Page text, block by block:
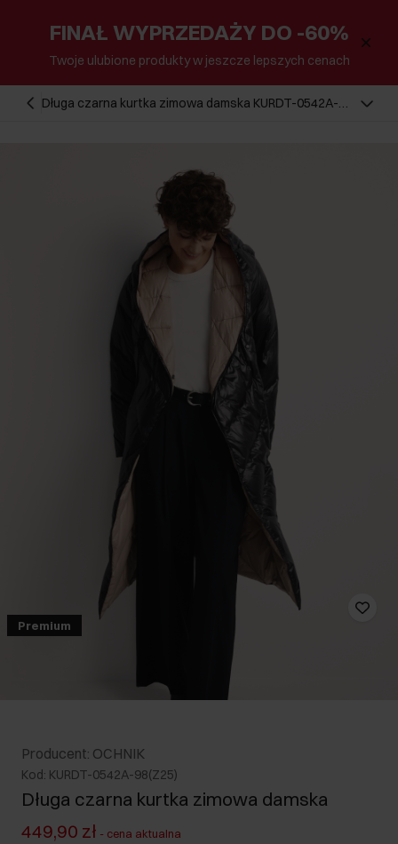
FINAŁ WYPRZEDAŻY DO -60%
Twoje ulubione produkty w jeszcze lepszych cenach
Długa czarna kurtka zimowa damska KURDT-0542A-
Premium
Producent: OCHNIK
Kod: KURDT-0542A-98(Z25)
Długa czarna kurtka zimowa damska
449,90 zł - cena aktualna